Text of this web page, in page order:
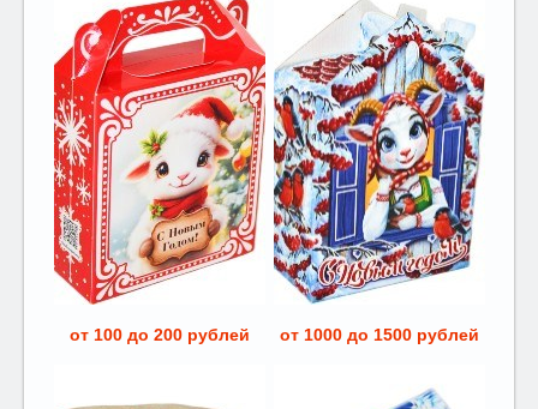
от 100 до 200 рублей от 1000 до 1500 рублей